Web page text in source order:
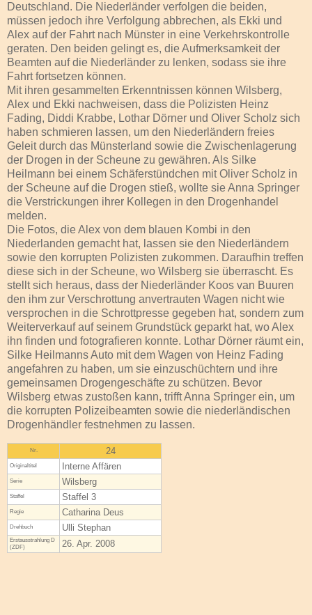
Deutschland. Die Niederländer verfolgen die beiden,
müssen jedoch ihre Verfolgung abbrechen, als Ekki und
Alex auf der Fahrt nach Münster in eine Verkehrskontrolle
geraten. Den beiden gelingt es, die Aufmerksamkeit der
Beamten auf die Niederländer zu lenken, sodass sie ihre
Fahrt fortsetzen können.
Mit ihren gesammelten Erkenntnissen können Wilsberg,
Alex und Ekki nachweisen, dass die Polizisten Heinz
Fading, Diddi Krabbe, Lothar Dörner und Oliver Scholz sich
haben schmieren lassen, um den Niederländern freies
Geleit durch das Münsterland sowie die Zwischenlagerung
der Drogen in der Scheune zu gewähren. Als Silke
Heilmann bei einem Schäferstündchen mit Oliver Scholz in
der Scheune auf die Drogen stieß, wollte sie Anna Springer
die Verstrickungen ihrer Kollegen in den Drogenhandel
melden.
Die Fotos, die Alex von dem blauen Kombi in den
Niederlanden gemacht hat, lassen sie den Niederländern
sowie den korrupten Polizisten zukommen. Daraufhin treffen
diese sich in der Scheune, wo Wilsberg sie überrascht. Es
stellt sich heraus, dass der Niederländer Koos van Buuren
den ihm zur Verschrottung anvertrauten Wagen nicht wie
versprochen in die Schrottpresse gegeben hat, sondern zum
Weiterverkauf auf seinem Grundstück geparkt hat, wo Alex
ihn finden und fotografieren konnte. Lothar Dörner räumt ein,
Silke Heilmanns Auto mit dem Wagen von Heinz Fading
angefahren zu haben, um sie einzuschüchtern und ihre
gemeinsamen Drogengeschäfte zu schützen. Bevor
Wilsberg etwas zustoßen kann, trifft Anna Springer ein, um
die korrupten Polizeibeamten sowie die niederländischen
Drogenhändler festnehmen zu lassen.
Nr. 24
Original­titel Interne Affären
Serie Wilsberg
Staffel Staffel 3
Regie Catharina Deus
Drehbuch Ulli Stephan
Erstaus­strahlung D
(ZDF)
26. Apr. 2008